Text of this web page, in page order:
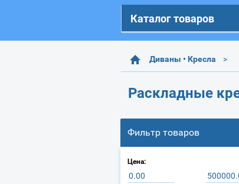
Диваны • Кресла
Раскладные
Каталог товаров
Фильтр товаров
Цена: